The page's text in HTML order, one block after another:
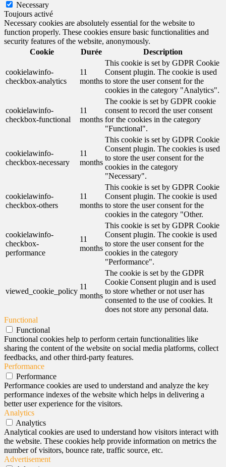
Necessary
Toujours activé
Necessary cookies are absolutely essential for the website to
function properly. These cookies ensure basic functionalities and
security features of the website, anonymously.
Cookie
Durée Description
cookielawinfo-
checkbox-analytics
11
months
This cookie is set by GDPR Cookie
Consent plugin. The cookie is used
to store the user consent for the
cookies in the category "Analytics".
cookielawinfo-
checkbox-functional
11
months
The cookie is set by GDPR cookie
consent to record the user consent
for the cookies in the category
"Functional".
cookielawinfo-
checkbox-necessary
11
months
This cookie is set by GDPR Cookie
Consent plugin. The cookies is used
to store the user consent for the
cookies in the category
"Necessary".
cookielawinfo-
checkbox-others
11
months
This cookie is set by GDPR Cookie
Consent plugin. The cookie is used
to store the user consent for the
cookies in the category "Other.
cookielawinfo-
checkbox-
performance
11
months
This cookie is set by GDPR Cookie
Consent plugin. The cookie is used
to store the user consent for the
cookies in the category
"Performance".
viewed_cookie_policy
11
months
The cookie is set by the GDPR
Cookie Consent plugin and is used
to store whether or not user has
consented to the use of cookies. It
does not store any personal data.
Functional
Functional
Functional cookies help to perform certain functionalities like
sharing the content of the website on social media platforms, collect
feedbacks, and other third-party features.
Performance
Performance
Performance cookies are used to understand and analyze the key
performance indexes of the website which helps in delivering a
better user experience for the visitors.
Analytics
Analytics
Analytical cookies are used to understand how visitors interact with
the website. These cookies help provide information on metrics the
number of visitors, bounce rate, traffic source, etc.
Advertisement